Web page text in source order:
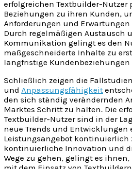
erfolgreichen Textbuilder-Nutzer
Beziehungen zu ihren Kunden,
Anforderungen und Erwartungen
Durch regelmäßigen Austausch
Kommunikation gelingt es den
maßgeschneiderte Inhalte zu
langfristige
Schließlich zeigen die
und Anpassungsfähigkeit
den sich ständig verändernden
Marktes Schritt zu halten. Die
Textbuilder-Nutzer sind in der
neue Trends und
Leistungsangebot kontinuierlich
kontinuierliche Innovation und
Wege zu gehen, gelingt es